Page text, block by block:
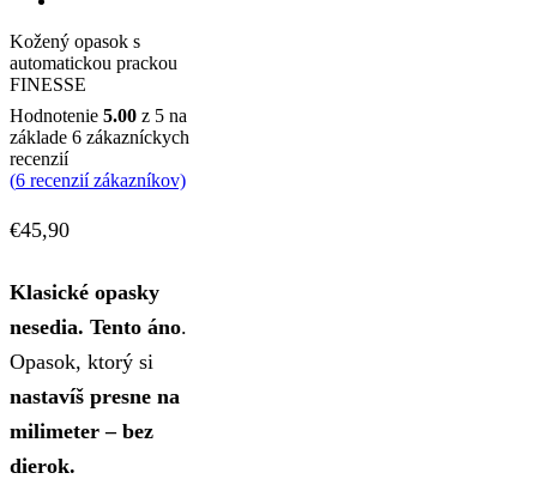
Kožený opasok s
automatickou prackou
FINESSE
Hodnotenie 5.00 z 5 na
základe 6 zákazníckych
recenzií
(6 recenzií zákazníkov)
€45,90
Klasické opasky
nesedia. Tento áno.
Opasok, ktorý si
nastavíš presne na
milimeter – bez
dierok.